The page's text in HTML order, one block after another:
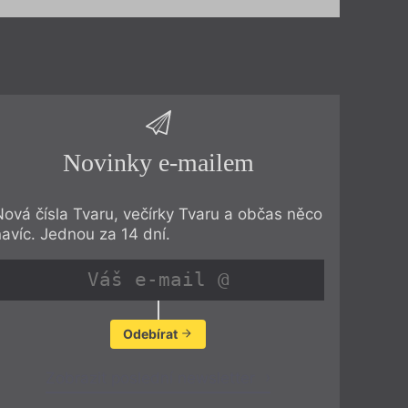
Novinky e-mailem
čísla Tvaru, večírky Tvaru a občas něco
Jednou za 14 dní.
Odebírat